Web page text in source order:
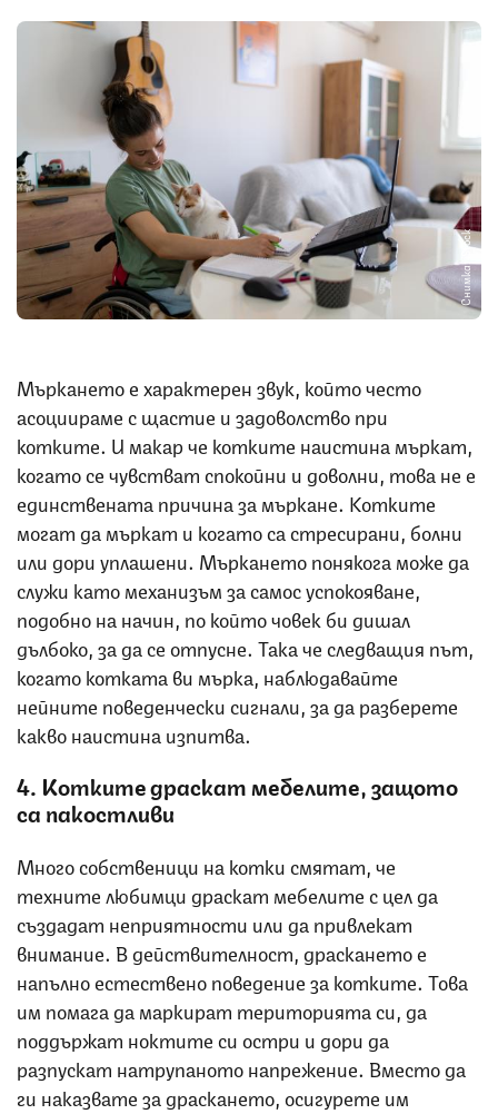
Снимка: iStock
Мъркането е характерен звук, който често
асоциираме с щастие и задоволство при
котките. И макар че котките наистина мъркат,
когато се чувстват спокойни и доволни, това не е
единствената причина за мъркане. Котките
могат да мъркат и когато са стресирани, болни
или дори уплашени. Мъркането понякога може да
служи като механизъм за самос успокояване,
подобно на начин, по който човек би дишал
дълбоко, за да се отпусне. Така че следващия път,
когато котката ви мърка, наблюдавайте
нейните поведенчески сигнали, за да разберете
какво наистина изпитва.
4. Котките драскат мебелите, защото
са пакостливи
Много собственици на котки смятат, че
техните любимци драскат мебелите с цел да
създадат неприятности или да привлекат
внимание. В действителност, драскането е
напълно естествено поведение за котките. Това
им помага да маркират територията си, да
поддържат ноктите си остри и дори да
разпускат натрупаното напрежение. Вместо да
ги наказвате за драскането, осигурете им